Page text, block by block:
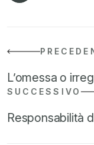
L’omessa o
SUCCESSIVO
Responsabilità